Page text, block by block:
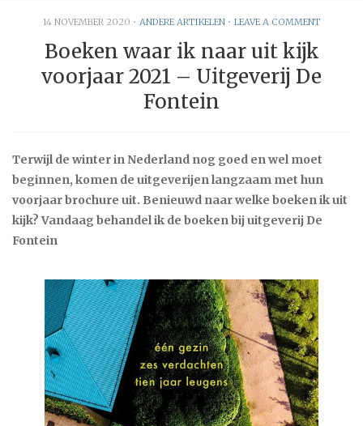
14 NOVEMBER 2020 • ANDERE ARTIKELEN• LEAVE A COMMENT
Boeken waar ik naar uit kijk
voorjaar 2021 – Uitgeverij De
Fontein
Terwijl de winter in Nederland nog goed en wel moet
beginnen, komen de uitgeverijen langzaam met hun
voorjaar brochure uit. Benieuwd naar welke boeken ik uit
kijk? Vandaag behandel ik de boeken bij uitgeverij De
Fontein